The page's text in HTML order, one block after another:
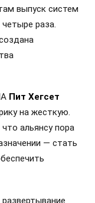
выпуск систем
раза.
Пит Хегсет
на жесткую.
альянсу пора
— стать